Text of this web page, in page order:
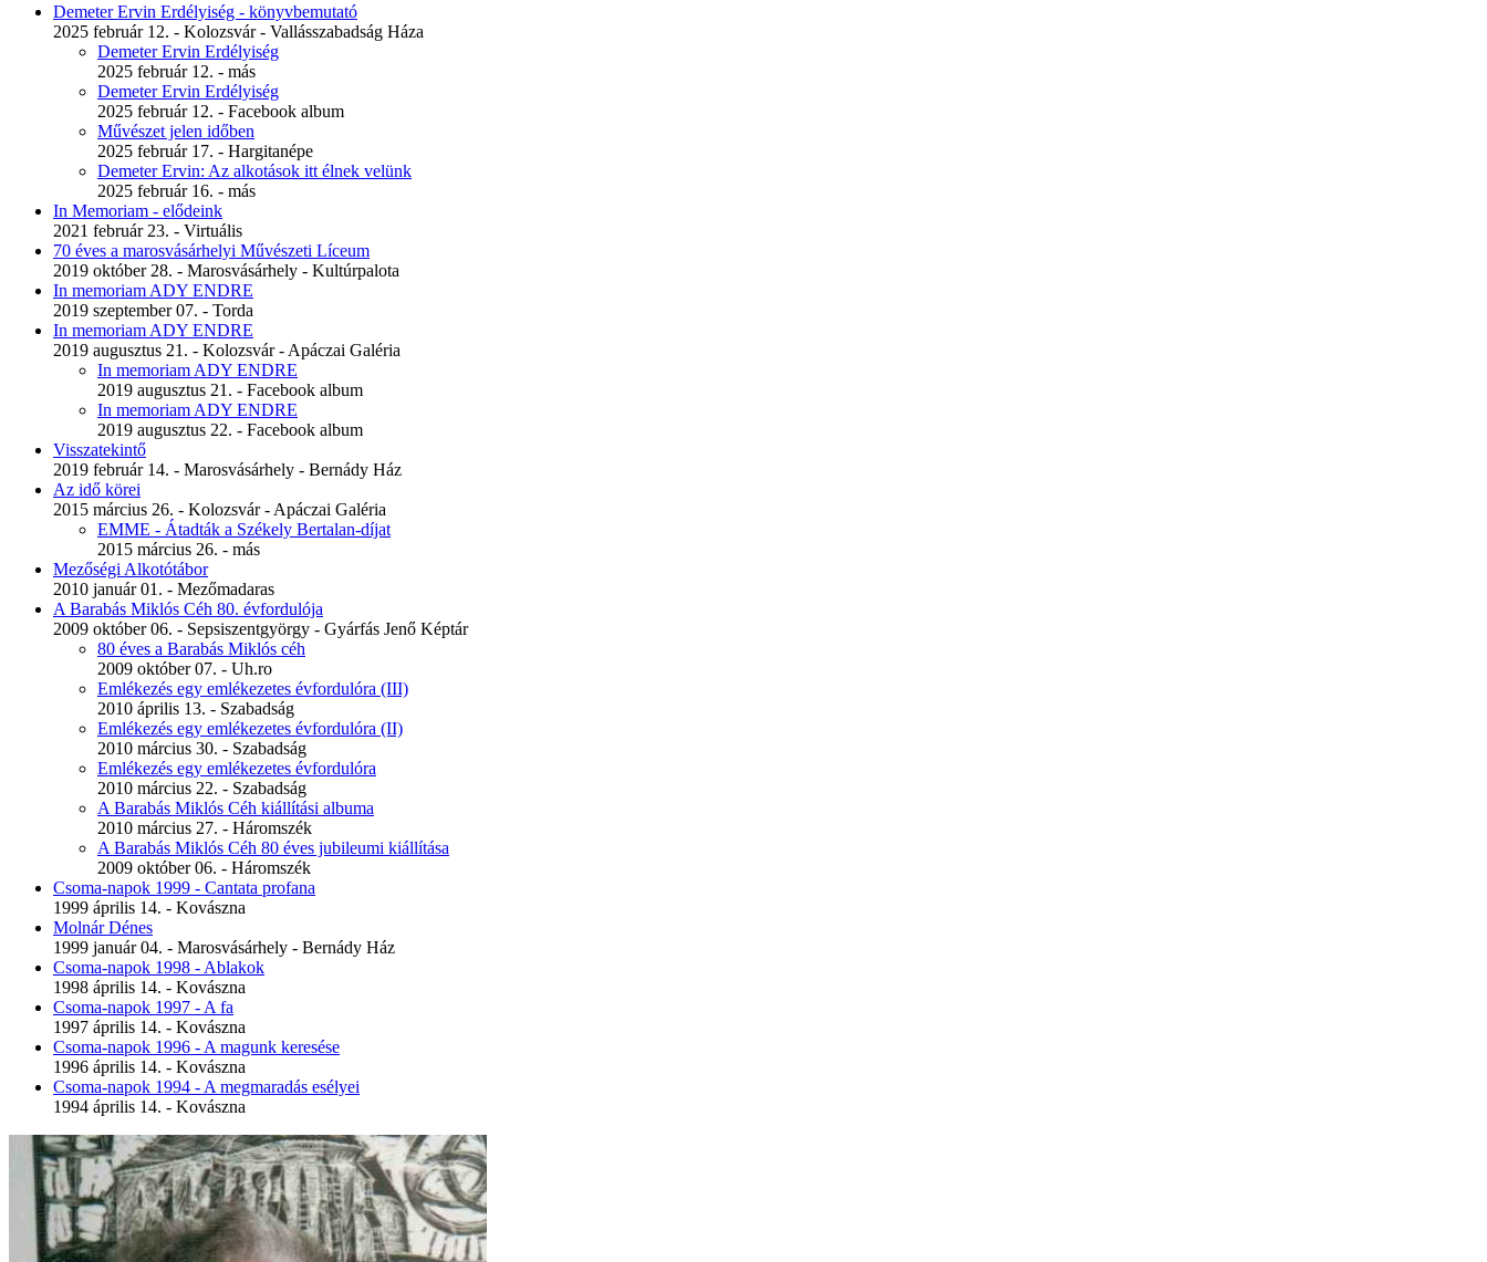
Demeter Ervin Erdélyiség - könyvbemutató
2025 február 12. - Kolozsvár - Vallásszabadság Háza
Demeter Ervin Erdélyiség
2025 február 12. - más
Demeter Ervin Erdélyiség
2025 február 12. - Facebook album
Művészet jelen időben
2025 február 17. - Hargitanépe
Demeter Ervin: Az alkotások itt élnek velünk
2025 február 16. - más
In Memoriam - elődeink
2021 február 23. - Virtuális
70 éves a marosvásárhelyi Művészeti Líceum
2019 október 28. - Marosvásárhely - Kultúrpalota
In memoriam ADY ENDRE
2019 szeptember 07. - Torda
In memoriam ADY ENDRE
2019 augusztus 21. - Kolozsvár - Apáczai Galéria
In memoriam ADY ENDRE
2019 augusztus 21. - Facebook album
In memoriam ADY ENDRE
2019 augusztus 22. - Facebook album
Visszatekintő
2019 február 14. - Marosvásárhely - Bernády Ház
Az idő körei
2015 március 26. - Kolozsvár - Apáczai Galéria
EMME - Átadták a Székely Bertalan-díjat
2015 március 26. - más
Mezőségi Alkotótábor
2010 január 01. - Mezőmadaras
A Barabás Miklós Céh 80. évfordulója
2009 október 06. - Sepsiszentgyörgy - Gyárfás Jenő Képtár
80 éves a Barabás Miklós céh
2009 október 07. - Uh.ro
Emlékezés egy emlékezetes évfordulóra (III)
2010 április 13. - Szabadság
Emlékezés egy emlékezetes évfordulóra (II)
2010 március 30. - Szabadság
Emlékezés egy emlékezetes évfordulóra
2010 március 22. - Szabadság
A Barabás Miklós Céh kiállítási albuma
2010 március 27. - Háromszék
A Barabás Miklós Céh 80 éves jubileumi kiállítása
2009 október 06. - Háromszék
Csoma-napok 1999 - Cantata profana
1999 április 14. - Kovászna
Molnár Dénes
1999 január 04. - Marosvásárhely - Bernády Ház
Csoma-napok 1998 - Ablakok
1998 április 14. - Kovászna
Csoma-napok 1997 - A fa
1997 április 14. - Kovászna
Csoma-napok 1996 - A magunk keresése
1996 április 14. - Kovászna
Csoma-napok 1994 - A megmaradás esélyei
1994 április 14. - Kovászna